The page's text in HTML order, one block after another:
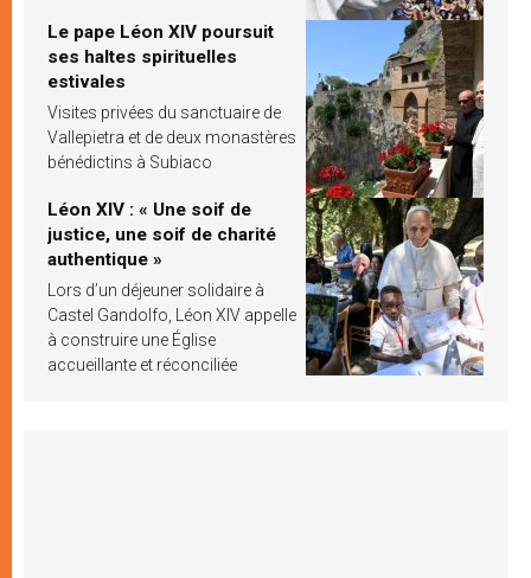
Le pape Léon XIV poursuit
ses haltes spirituelles
estivales
Visites privées du sanctuaire de
Vallepietra et de deux monastères
bénédictins à Subiaco
Léon XIV : « Une soif de
justice, une soif de charité
authentique »
Lors d’un déjeuner solidaire à
Castel Gandolfo, Léon XIV appelle
à construire une Église
accueillante et réconciliée